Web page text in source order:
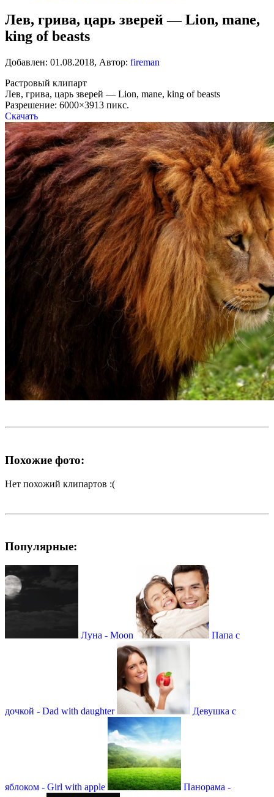
Лев, грива, царь зверей — Lion, mane,
king of beasts
Добавлен: 01.08.2018, Автор: fireman
Растровый клипарт
Лев, грива, царь зверей — Lion, mane, king of beasts
Разрешение: 6000×3913 пикс.
Скачать
Похожие фото:
Нет похожий клипартов :(
Популярные:
Луна - Moon Папа с
дочкой - Dad with daughter Девушка с
яблоком - Girl with apple Панорама -